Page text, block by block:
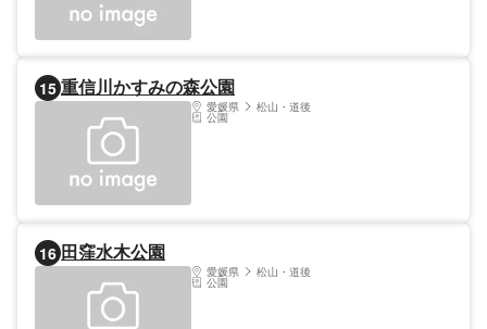
15 重信川かすみの森公園
愛媛県 松山・道後
公園
16 田窪水木公園
愛媛県 松山・道後
公園